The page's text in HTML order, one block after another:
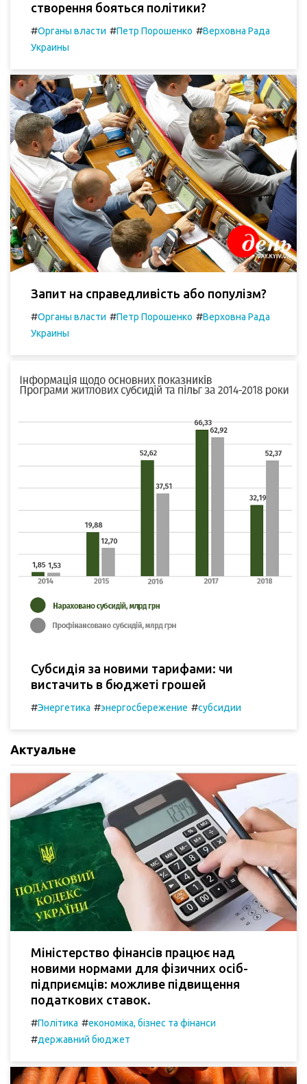
створення бояться політики?
#Органы власти #Петр Порошенко #Верховна Рада
Украины
Запит на справедливість або популізм?
#Органы власти #Петр Порошенко #Верховна Рада
Украины
Субсидія за новими тарифами: чи
вистачить в бюджеті грошей
#Энергетика #энергосбережение #субсидии
Актуальне
Міністерство фінансів працює над
новими нормами для фізичних осіб-
підприємців: можливе підвищення
податкових ставок.
#Політика #економіка, бізнес та фінанси
#державний бюджет